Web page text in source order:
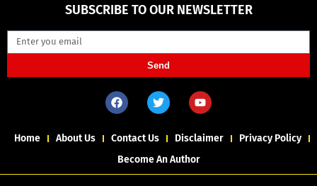
SUBSCRIBE TO OUR NEWSLETTER
Send
Home About Us Contact Us Disclaimer
Privacy Policy
Become An Author